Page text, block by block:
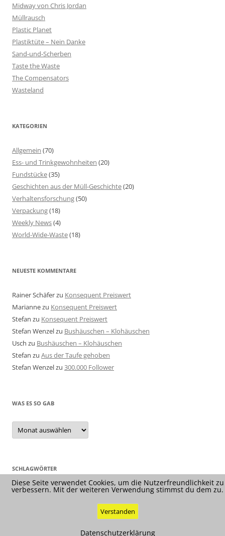
Midway von Chris Jordan
Müllrausch
Plastic Planet
Plastiktüte – Nein Danke
Sand-und-Scherben
Taste the Waste
The Compensators
Wasteland
KATEGORIEN
Allgemein (70)
Ess- und Trinkgewohnheiten (20)
Fundstücke(35)
Geschichten aus der Müll-Geschichte(20)
Verhaltensforschung(50)
Verpackung(18)
Weekly News(4)
World-Wide-Waste(18)
NEUESTE KOMMENTARE
Rainer Schäferzu Konsequent Preiswert
Mariannezu Konsequent Preiswert
Stefan zu Konsequent Preiswert
Stefan Wenzelzu Bushäuschen – Klohäuschen
Usch zu Bushäuschen – Klohäuschen
Stefan zu Aus der Taufe gehoben
Stefan Wenzelzu 300.000 Follower
WAS ES SO GAB
Was
es
so
SCHLAGWÖRTER
Diese Seite verwendet Cookies, um die Nutzerfreundlichkeit zu
verbessern. Mit der weiteren Verwendung stimmst du dem zu.
Verstanden
Datenschutzerklärung